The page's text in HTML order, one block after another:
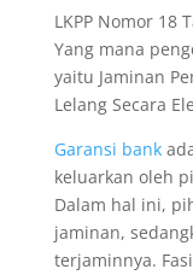
LKPP Nomor 18
Yang mana
yaitu Jaminan
Lelang Secara
Garansi bank
keluarkan oleh
Dalam hal ini,
jaminan,
terjaminnya.